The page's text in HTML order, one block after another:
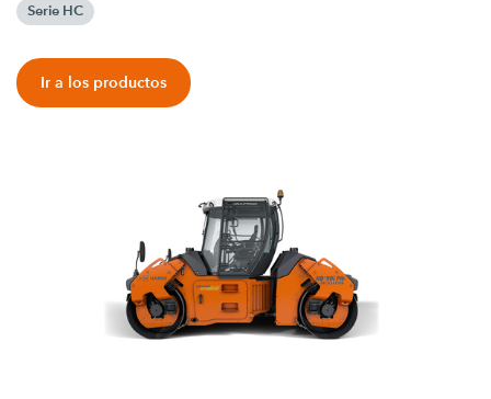
Serie HC
Ir a los productos